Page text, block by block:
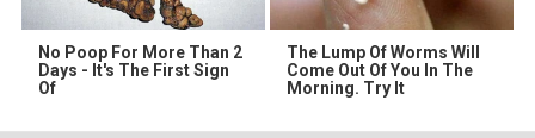
No Poop For More Than 2
Days - It's The First Sign
Of
The Lump Of Worms Will
Come Out Of You In The
Morning. Try It